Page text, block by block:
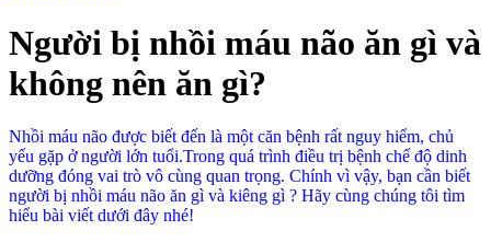
Người bị nhồi máu não ăn gì và
không nên ăn gì?
Nhồi máu não được biết đến là một căn bệnh rất nguy hiểm, chủ
yếu gặp ở người lớn tuổi.Trong quá trình điều trị bệnh chế độ dinh
dưỡng đóng vai trò vô cùng quan trọng. Chính vì vậy, bạn cần biết
người bị nhồi máu não ăn gì và kiêng gì ? Hãy cùng chúng tôi tìm
hiểu bài viết dưới đây nhé!